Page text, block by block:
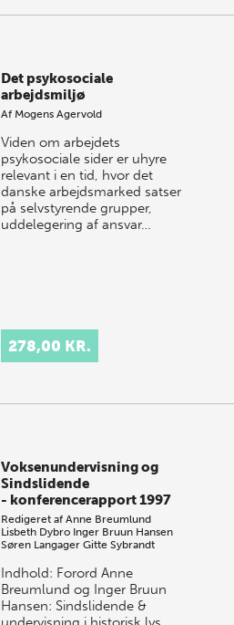
Det psykosociale
arbejdsmiljø
Af Mogens Agervold
Viden om arbejdets
psykosociale sider er uhyre
relevant i en tid, hvor det
danske arbejdsmarked satser
på selvstyrende grupper,
uddelegering af ansvar…
278,00 KR.
Voksenundervisning og
Sindslidende
- konferencerapport 1997
Redigeret afAnne Breumlund
Lisbeth Dybro Inger Bruun Hansen
Søren Langager Gitte Sybrandt
Indhold: Forord Anne
Breumlund og Inger Bruun
Hansen: Sindslidende &